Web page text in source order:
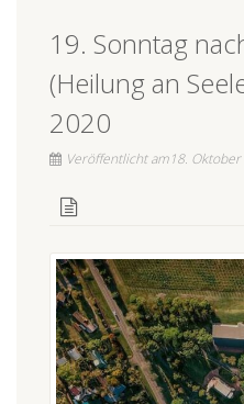
19. Sonntag
(Heilung an
2020
Veröffentlicht am18.